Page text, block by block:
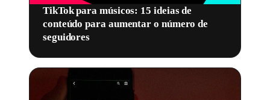
TikTok para músicos: 15 ideias de
conteúdo para aumentar o número de
seguidores